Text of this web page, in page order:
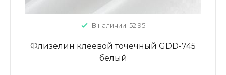
В наличии: 52.95
Флизелин клеевой точечный GDD-745
белый